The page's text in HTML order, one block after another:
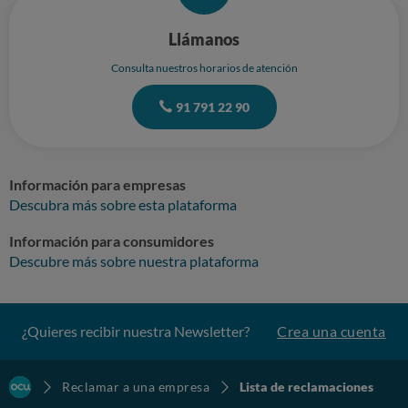
Llámanos
Consulta nuestros horarios de atención
91 791 22 90
Información para empresas
Descubra más sobre esta plataforma
Información para consumidores
Descubre más sobre nuestra plataforma
¿Quieres recibir nuestra Newsletter? Crea una cuenta
Reclamar a una empresa
Lista de reclamaciones